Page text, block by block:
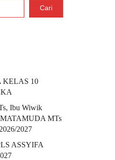
Cari
KELAS 10
Ibu Wiwik
MATAMUDA MTs
2027
ASSYIFA